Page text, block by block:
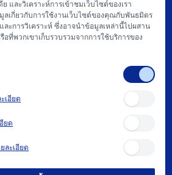
และวิเคราะห์การเข้าชมเว็บไซต์ของเรา
ลเกี่ยวกับการใช้งานเว็บไซต์ของคุณกับพันธมิตร
ะการวิเคราะห์ ซึ่งอาจนำข้อมูลเหล่านี้ไปผสาน
ที่พวกเขาเก็บรวบรวมจากการใช้บริการของ
เอียด
ยด
ละเอียด